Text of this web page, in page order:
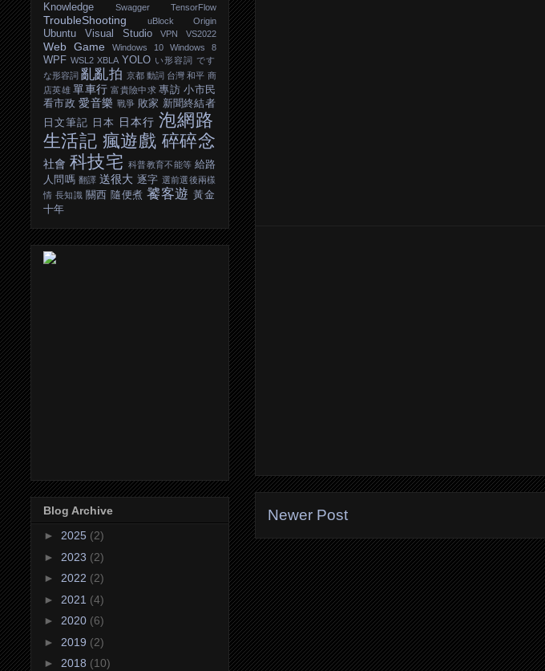
Newer Post
Knowledge
Swagger TensorFlow
TroubleShooting uBlock Origin
Ubuntu Visual Studio VPN VS2022
Web Game Windows 10 Windows 8
WPF WSL2 XBLA YOLO い形容詞 です
な形容詞 亂亂拍 京都 動詞 台灣 和平 商
店英雄 單車行 富貴險中求 專訪 小市民
看市政 愛音樂 戰爭 敗家 新聞終結者
日文筆記
日本 日本行 泡網路
生活記 瘋遊戲 碎碎念
社會 科技宅 科普教育不能等 給路
人問嗎 翻譯 送很大 逐字 選前選後兩樣
情 長知識 關西 隨便煮 饕客遊 黃金
十年
Blog Archive
► 2025 (2)
► 2023 (2)
► 2022 (2)
► 2021 (4)
► 2020 (6)
► 2019 (2)
► 2018 (10)